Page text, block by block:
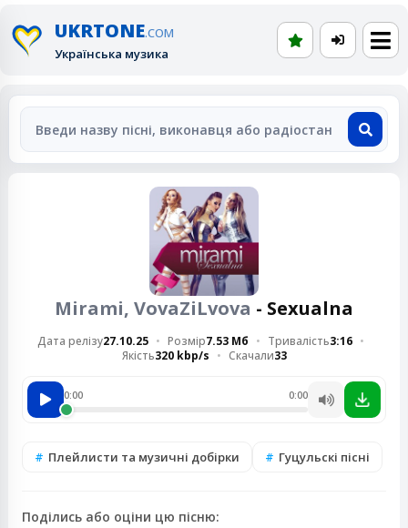
UKRTONE.COM
Українська музика
Mirami, VovaZiLvova - Sexualna
Дата релізу27.10.25 Розмір7.53 Мб Тривалість3:16
Якість320 kbp/s Скачали33
0:00 0:00
Плейлисти та музичні добірки Гуцульскі пісні
Поділись або оціни цю пісню: